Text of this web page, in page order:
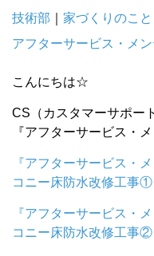
技術部
家づくりのこと
アフターサービス・メ
こんにちは☆
CS（カスタマーサポー
『アフターサービス・
『アフターサービス・
コニー床防水改修工事①
『アフターサービス・
コニー床防水改修工事②